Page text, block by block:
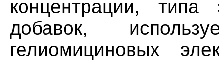
концентрации, типа
добавок,
гелиомициновых